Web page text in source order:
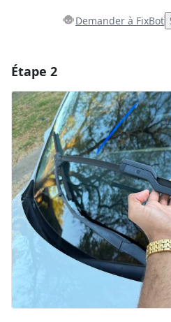
Demander à FixBot
Ajouter un commentaire
Annuler
Étape 2